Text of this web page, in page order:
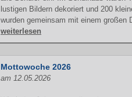
lustigen Bildern dekoriert und 200
wurden gemeinsam mit einem großen
weiterlesen
Mottowoche 2026
am 12.05.2026